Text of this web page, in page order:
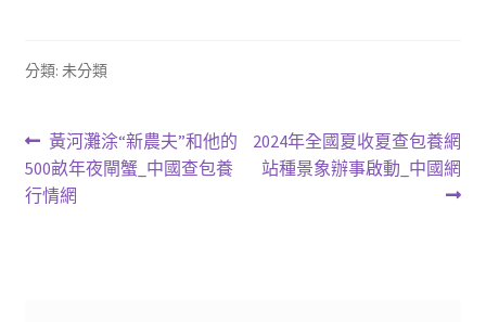
分類: 未分類
文
章
上
一
篇
黃河灘涂“新農夫”和他的
500畝年夜閘蟹_中國查包養
行情網
下
一
2024年全國夏收夏查包養網
站種景象辦事啟動_中國網